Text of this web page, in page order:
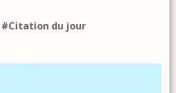
#Citation du jour